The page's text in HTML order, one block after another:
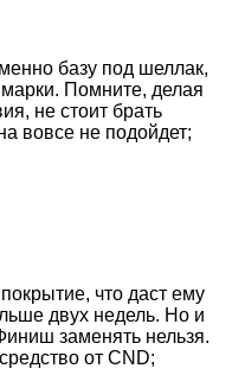
базу под шеллак,
Помните, делая
не стоит брать
вовсе не подойдет;
что даст ему
двух недель. Но и
заменять нельзя.
от CND;